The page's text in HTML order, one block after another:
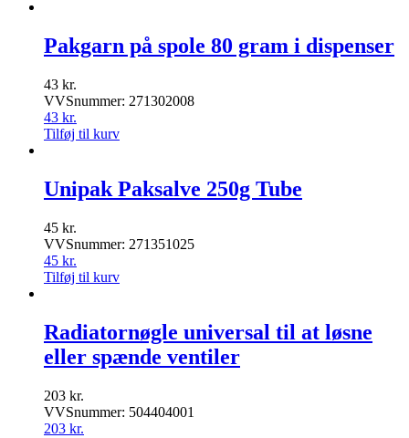
Pakgarn på spole 80 gram i dispenser
43 kr.
VVSnummer: 271302008
43 kr.
Tilføj til kurv
Unipak Paksalve 250g Tube
45 kr.
VVSnummer: 271351025
45 kr.
Tilføj til kurv
Radiatornøgle universal til at løsne
eller spænde ventiler
203 kr.
VVSnummer: 504404001
203 kr.